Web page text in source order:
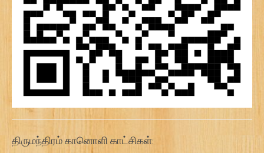
திருமந்திரம் கானொளி காட்சிகள்: